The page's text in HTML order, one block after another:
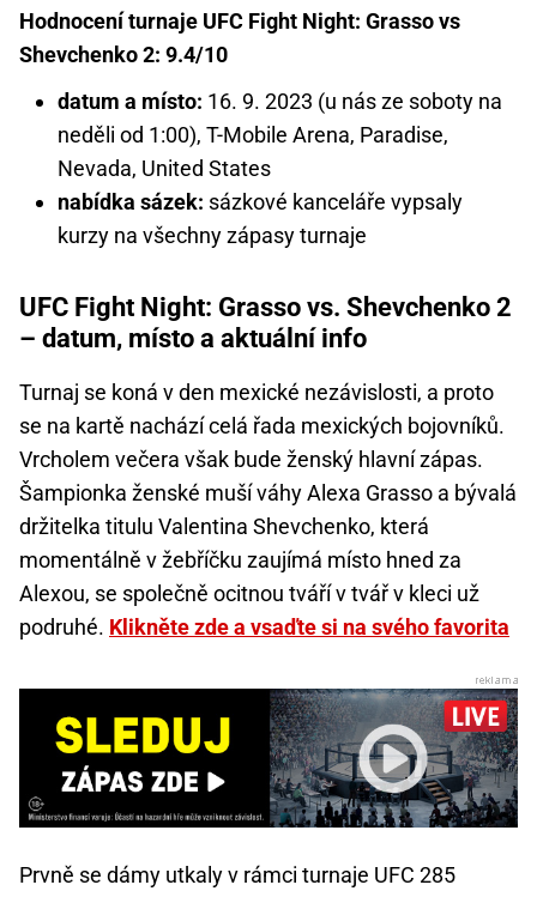
Hodnocení turnaje UFC Fight Night: Grasso vs
Shevchenko 2: 9.4/10
datum a místo: 16. 9. 2023 (u nás ze soboty na
neděli od 1:00), T-Mobile Arena, Paradise,
Nevada, United States
nabídka sázek: sázkové kanceláře vypsaly
kurzy na všechny zápasy turnaje
UFC Fight Night: Grasso vs. Shevchenko 2
– datum, místo a aktuální info
Turnaj se koná v den mexické nezávislosti, a proto
se na kartě nachází celá řada mexických bojovníků.
Vrcholem večera však bude ženský hlavní zápas.
Šampionka ženské muší váhy Alexa Grasso a bývalá
držitelka titulu Valentina Shevchenko, která
momentálně v žebříčku zaujímá místo hned za
Alexou, se společně ocitnou tváří v tvář v kleci už
podruhé. Klikněte zde a vsaďte si na svého favorita
Prvně se dámy utkaly v rámci turnaje UFC 285